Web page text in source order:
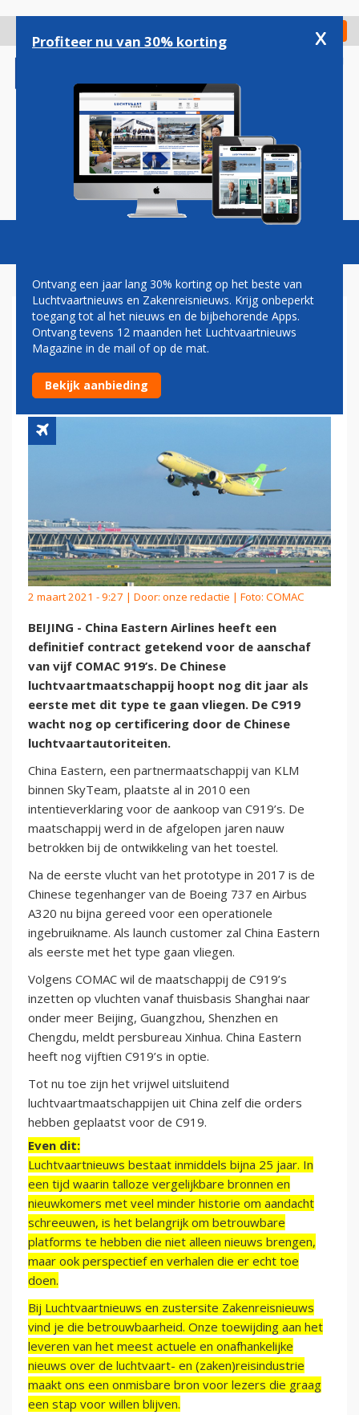
gaan
Check in
Magazine Podcasts Vacatures
CHINA EASTERN TEKENT
DEFINITIEF KOOPCONTRACT
VOOR C919'S
2 maart 2021 - 9:27 | Door: onze redactie | Foto: COMAC
BEIJING - China Eastern Airlines heeft een
definitief contract getekend voor de aanschaf
van vijf COMAC 919’s. De Chinese
luchtvaartmaatschappij hoopt nog dit jaar als
eerste met dit type te gaan vliegen. De C919
wacht nog op certificering door de Chinese
luchtvaartautoriteiten.
China Eastern, een partnermaatschappij van KLM
binnen SkyTeam, plaatste al in 2010 een
intentieverklaring voor de aankoop van C919’s. De
maatschappij werd in de afgelopen jaren nauw
betrokken bij de ontwikkeling van het toestel.
Na de eerste vlucht van het prototype in 2017 is de
Chinese tegenhanger van de Boeing 737 en Airbus
A320 nu bijna gereed voor een operationele
ingebruikname. Als launch customer zal China Eastern
als eerste met het type gaan vliegen.
Volgens COMAC wil de maatschappij de C919’s
inzetten op vluchten vanaf thuisbasis Shanghai naar
onder meer Beijing, Guangzhou, Shenzhen en
Chengdu, meldt persbureau Xinhua. China Eastern
heeft nog vijftien C919’s in optie.
Tot nu toe zijn het vrijwel uitsluitend
luchtvaartmaatschappijen uit China zelf die orders
hebben geplaatst voor de C919.
Even dit:
Luchtvaartnieuws bestaat inmiddels bijna 25 jaar. In
een tijd waarin talloze vergelijkbare bronnen en
nieuwkomers met veel minder historie om aandacht
schreeuwen, is het belangrijk om betrouwbare
platforms te hebben die niet alleen nieuws brengen,
maar ook perspectief en verhalen die er echt toe
doen.
Bij Luchtvaartnieuws en zustersite Zakenreisnieuws
vind je die betrouwbaarheid. Onze toewijding aan het
leveren van het meest actuele en onafhankelijke
nieuws over de luchtvaart- en (zaken)reisindustrie
maakt ons een onmisbare bron voor lezers die graag
een stap voor willen blijven.
Profiteer nu van 30% korting x
Ontvang een jaar lang 30% korting op het beste van
Luchtvaartnieuws en Zakenreisnieuws. Krijg onbeperkt
toegang tot al het nieuws en de bijbehorende Apps.
Ontvang tevens 12 maanden het Luchtvaartnieuws
Magazine in de mail of op de mat.
Bekijk aanbieding